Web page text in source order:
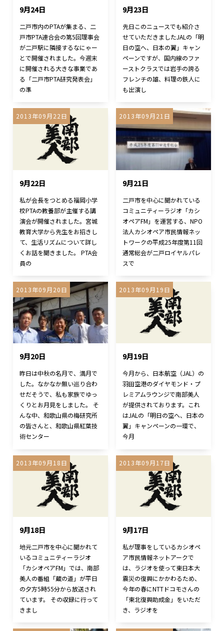
9月24日
二戸市内のPTAが集まる、二
戸市PTA連合会の第5回理事会
が二戸駅に隣接するなにゃー
とで開催されました。今週末
に開催される大きな事業であ
る「二戸市PTA研究発表会」
の準
9月23日
先日このニュースでも紹介さ
せていただきましたJALの「明
日の空へ、日本の翼」キャン
ペーンですが、国内線のファ
ーストクラスでは岩手の誇る
フレンチの雄、料理の鉄人に
も出演し
2013年09月22日
9月22日
私が会長をつとめる福岡小学
校PTAの教養部が主催する講
演会が開催されました。宮城
教育大学から先生をお招きし
て、生活リズムについて詳し
くお話を聞きました。 PTA会
員の
2013年09月21日
9月21日
二戸市を中心に聞かれている
コミュニティーラジオ「カシ
オペアFM」を運営する、NPO
法人カシオペア市民情報ネッ
トワークの平成25年度第11回
通常総会が二戸ロイヤルパレ
スで
2013年09月20日
9月20日
昨日は中秋の名月で、満月で
した。なかなか無い巡り合わ
せだそうで、私も家族でゆっ
くりとお月見をしました。 そ
んな中、和歌山県の梅研究所
の皆さんと、和歌山県紅葉技
術センター
2013年09月19日
9月19日
今月から、日本航空（JAL）の
羽田空港のダイヤモンド・プ
レミアムラウンジで南部美人
が提供されております。これ
はJALの「明日の空へ、日本の
翼」キャンペーンの一環で、
今月
2013年09月18日
9月18日
地元二戸市を中心に聞かれて
いるコミュニティーラジオ
「カシオペアFM」では、南部
美人の番組「蔵の道」が平日
の夕方5時55分から放送され
ています。 その収録に行って
きまし
2013年09月17日
9月17日
私が理事をしているカシオペ
ア市民情報ネットアークで
は、ラジオを使って東日本大
震災の復興にかかわるため、
今年の春にNTTドコモさんの
「東北復興助成金」をいただ
き、ラジオを